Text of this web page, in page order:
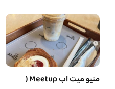
منيو ميت اب Meetup (